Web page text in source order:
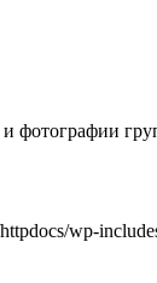
и фотографии
wp-